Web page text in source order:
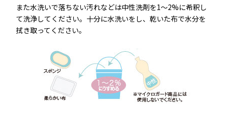
また水洗いで落ちない汚れなどは中性洗剤を1～2%に希釈し
て洗浄してください。十分に水洗いをし、乾いた布で水分を
拭き取ってください。